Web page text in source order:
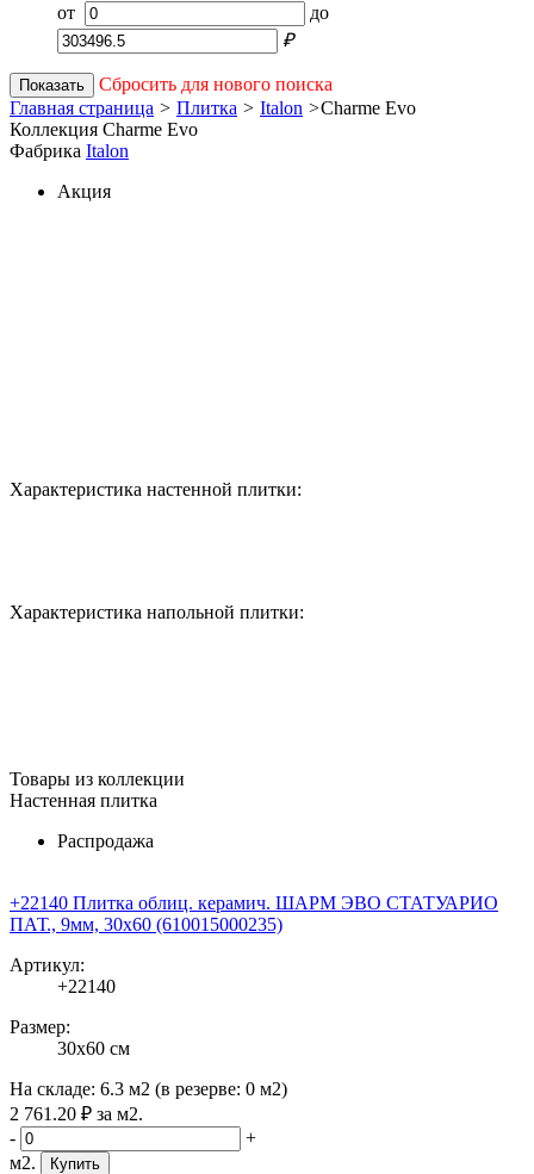
от
до
₽
Показать
Сбросить для нового поиска
Главная страница > Плитка > Italon >Charme Evo
Коллекция Charme Evo
Фабрика Italon
Акция
Характеристика настенной плитки:
Характеристика напольной плитки:
Товары из коллекции
Настенная плитка
Распродажа
+22140 Плитка облиц. керамич. ШАРМ ЭВО СТАТУАРИО
ПАТ., 9мм, 30x60 (610015000235)
Артикул:
+22140
Размер:
30x60 см
На складе: 6.3 м2 (в резерве: 0 м2)
2 761 .20 ₽ за м2.
-
+
м2.
Купить